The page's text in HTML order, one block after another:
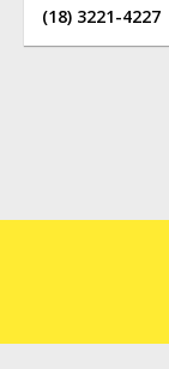
(18) 3221-4227